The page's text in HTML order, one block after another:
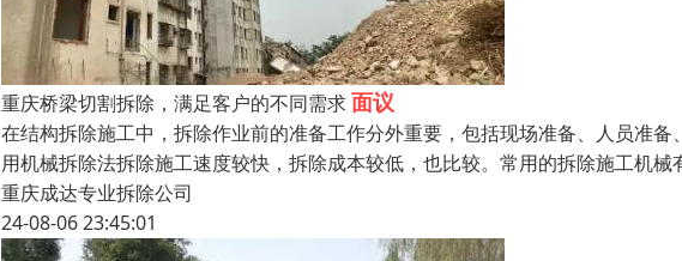
重庆桥梁切割拆除，满足客户的不同需求面议
在结构拆除施工中，拆除作业前的准备工作分外重要，包括现场准备、人员准
用机械拆除法拆除施工速度较快，拆除成本较低，也比较。常用的拆除施工机
重庆成达专业拆除公司
24-08-06 23:45:01